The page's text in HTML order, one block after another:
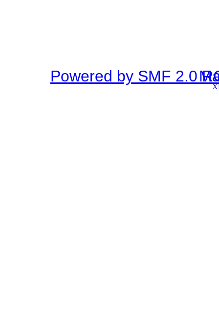
Powered by SMF 2.0SMF